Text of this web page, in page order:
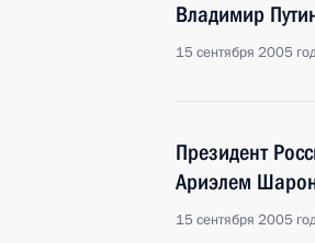
Владимир
15 сентября 2005
Президент
Ариэлем
15 сентября 2005